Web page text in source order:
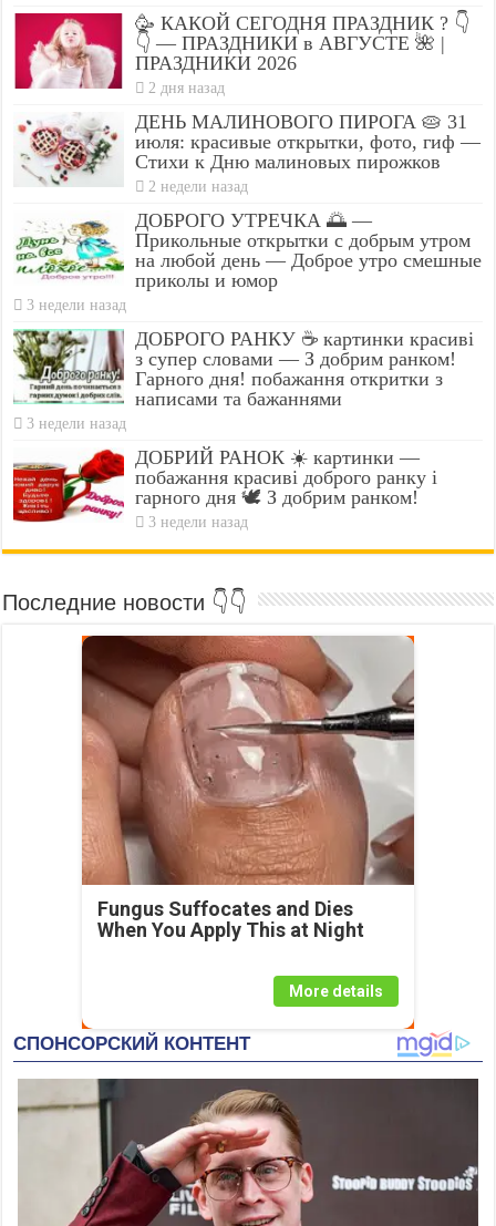
🥳 КАКОЙ СЕГОДНЯ ПРАЗДНИК ? 👇
👇 — ПРАЗДНИКИ в АВГУСТЕ 🌺 |
ПРАЗДНИКИ 2026
2 дня назад
ДЕНЬ МАЛИНОВОГО ПИРОГА 🥧 31
июля: красивые открытки, фото, гиф —
Стихи к Дню малиновых пирожков
2 недели назад
ДОБРОГО УТРЕЧКА 🌅 —
Прикольные открытки с добрым утром
на любой день — Доброе утро смешные
приколы и юмор
3 недели назад
ДОБРОГО РАНКУ ☕ картинки красиві
з супер словами — З добрим ранком!
Гарного дня! побажання откритки з
написами та бажаннями
3 недели назад
ДОБРИЙ РАНОК ☀️ картинки —
побажання красиві доброго ранку і
гарного дня 🕊️ З добрим ранком!
3 недели назад
Последние новости 👇👇
Fungus Suffocates and Dies
When You Apply This at Night
More details